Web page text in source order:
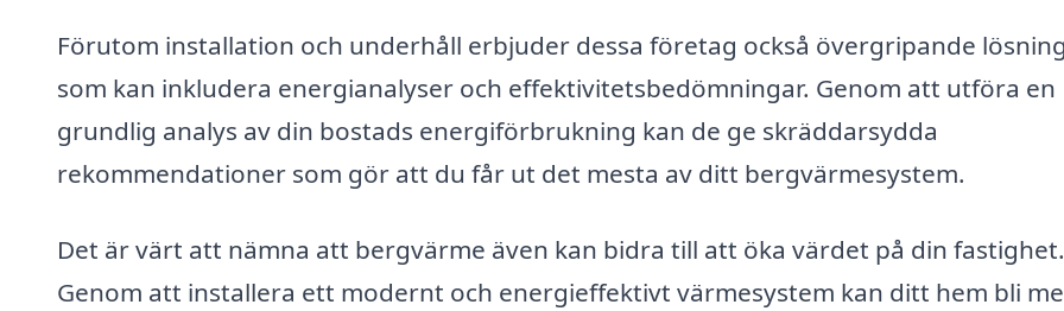
Förutom installation och underhåll erbjuder dessa företag också övergripande
som kan inkludera energianalyser och effektivitetsbedömningar. Genom att utföra en
grundlig analys av din bostads energiförbrukning kan de ge skräddarsydda
rekommendationer som gör att du får ut det mesta av ditt bergvärmesystem.
Det är värt att nämna att bergvärme även kan bidra till att öka värdet på din fastighet.
Genom att installera ett modernt och energieffektivt värmesystem kan ditt hem bli